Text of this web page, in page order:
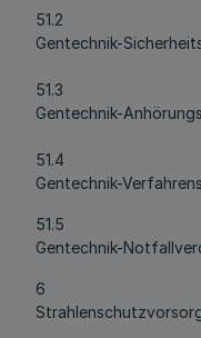
51.2
Gentechnik-
51.3
Gentechnik-
51.4
Gentechnik-
51.5
Gentechnik-
6